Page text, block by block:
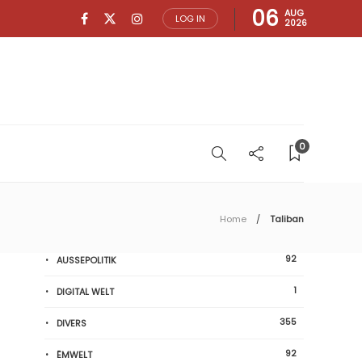
LOG IN 06 AUG
2026
0
Home Taliban
AUSSEPOLITIK 92
DIGITAL WELT 1
DIVERS 355
ËMWELT 92